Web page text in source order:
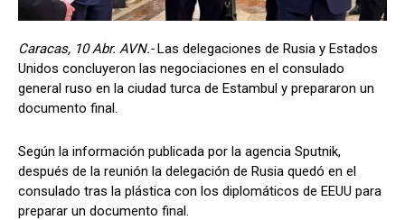
Caracas, 10 Abr. AVN.-Las delegaciones de Rusia y Estados
Unidos concluyeron las negociaciones en el consulado
general ruso en la ciudad turca de Estambul y prepararon un
documento final.
Según la información publicada por la agencia Sputnik,
después de la reunión la delegación de Rusia quedó en el
consulado tras la plástica con los diplomáticos de EEUU para
preparar un documento final.